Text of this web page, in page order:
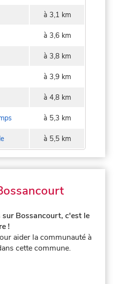
à 3,1 km
à 3,6 km
à 3,8 km
à 3,9 km
à 4,8 km
à 5,3 km
à 5,5 km
sur Bossancourt, c'est le
!
aider la communauté à
cette commune.